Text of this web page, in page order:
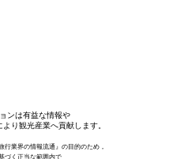
ンは有益な情報や
り観光産業へ貢献します。
業界の情報流通』の目的のため，
づく正当な範囲内で